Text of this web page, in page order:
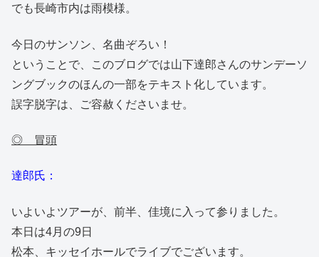
でも長崎市内は雨模様。
今日のサンソン、名曲ぞろい！
ということで、このブログでは山下達郎さんのサンデーソ
ングブックのほんの一部をテキスト化しています。
誤字脱字は、ご容赦くださいませ。
◎ 冒頭
達郎氏：
いよいよツアーが、前半、佳境に入って参りました。
本日は4月の9日
松本、キッセイホールでライブでございます。